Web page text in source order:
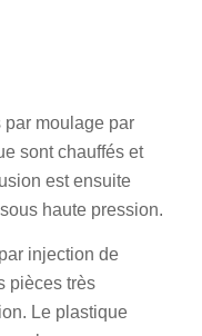
par moulage par
sont chauffés et
est ensuite
haute pression.
injection de
pièces très
Le plastique